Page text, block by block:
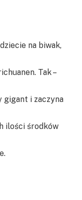
na biwak,
Tak –
gigant i zaczyna
ilości środków